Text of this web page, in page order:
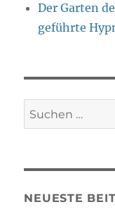
Der Garten
geführte
Suche
nach:
NEUESTE